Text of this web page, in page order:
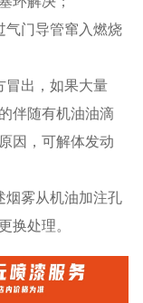
气门导管窜入燃烧
冒出，如果大量
伴随有机油油滴
因，可解体发动
烟雾从机油加注孔
换处理。